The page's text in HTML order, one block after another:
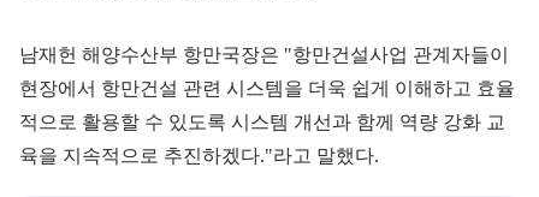
남재헌 해양수산부 항만국장은 "항만건설사업 관계자들이
현장에서 항만건설 관련 시스템을 더욱 쉽게 이해하고 효율
적으로 활용할 수 있도록 시스템 개선과 함께 역량 강화 교
육을 지속적으로 추진하겠다."라고 말했다.